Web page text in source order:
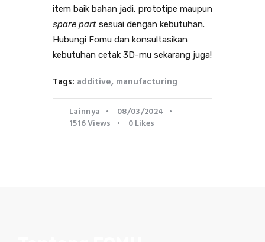
item baik bahan jadi, prototipe maupun
spare part sesuai dengan kebutuhan.
Hubungi Fomu dan konsultasikan
kebutuhan cetak 3D-mu sekarang juga!
Tags: additive, manufacturing
Lainnya
08/03/2024
1516Views 0Likes